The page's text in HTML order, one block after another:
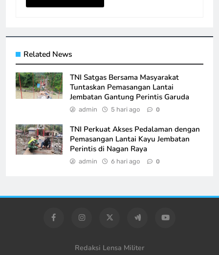
Related News
TNI Satgas Bersama Masyarakat
Tuntaskan Pemasangan Lantai
Jembatan Gantung Perintis Garuda
admin 5 hari ago 0
TNI Perkuat Akses Pedalaman dengan
Pemasangan Lantai Kayu Jembatan
Perintis di Nagan Raya
admin 6 hari ago 0
Redaksi Lensa Militer